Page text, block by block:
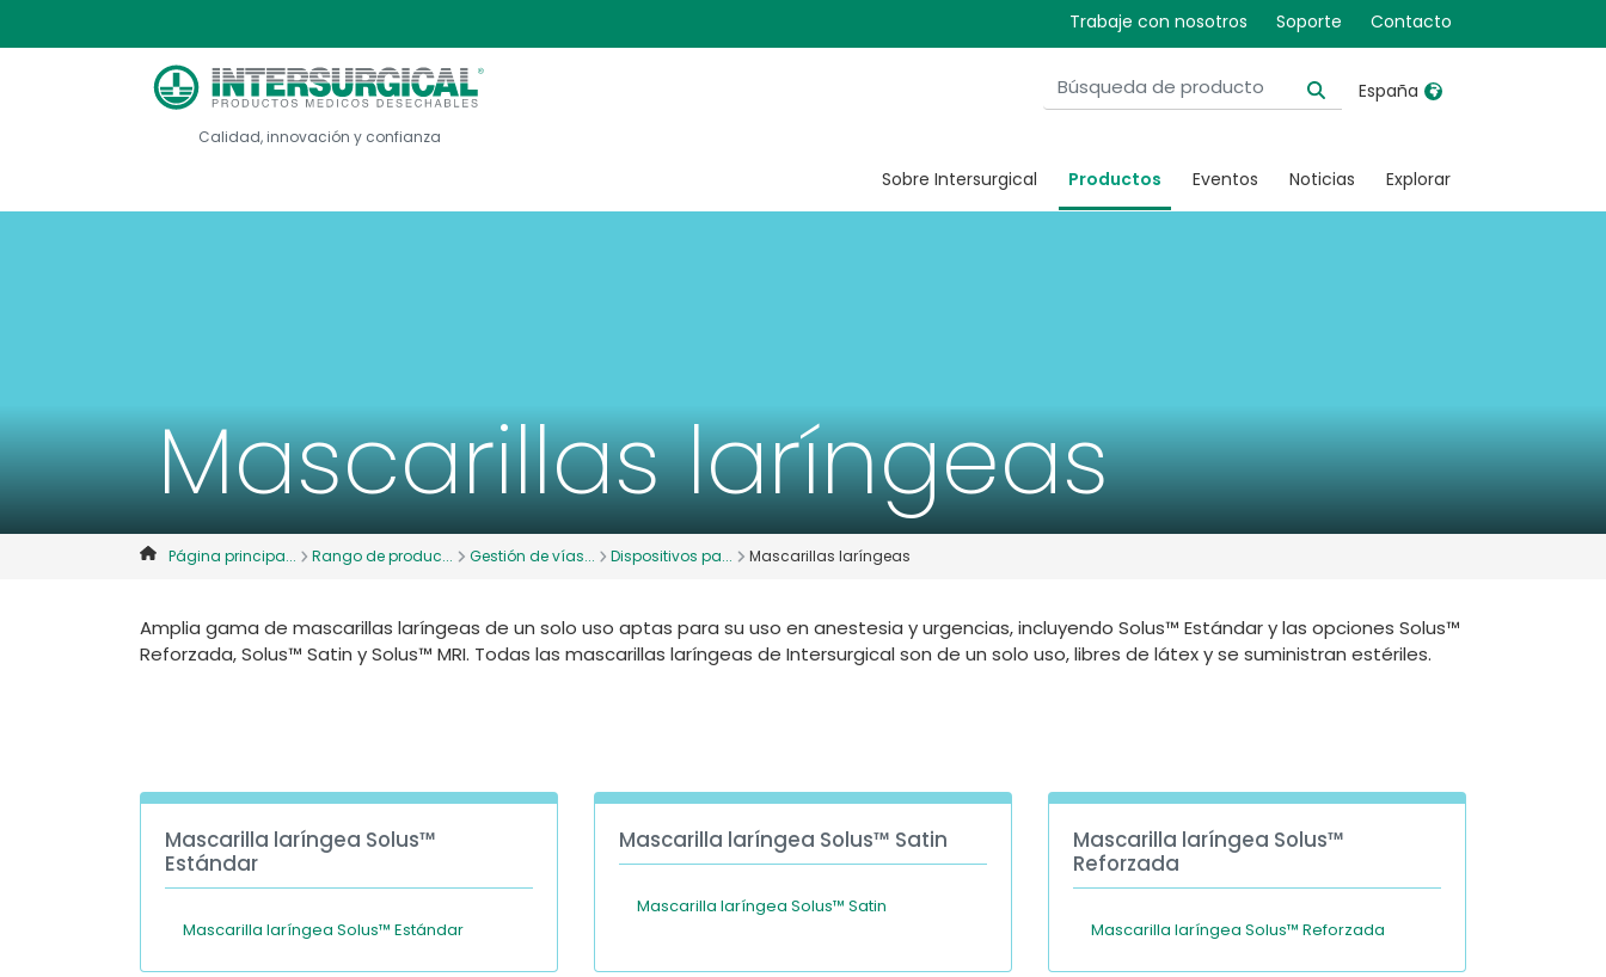
Trabaje con nosotros Soporte Contacto
Calidad, innovación y confianza
España
United States
Denmark
France
Italia
Russia
Sobre Intersurgical Productos Eventos Noticias Explorar
Mascarillas laríngeas
Página principa... Rango de produc... Gestión de vías... Dispositivos pa... Mascarillas laríngeas
Amplia gama de mascarillas laríngeas de un solo uso aptas para su uso en anestesia y urgencias, incluyendo Solus™ Estándar y las opciones Solus™
Reforzada, Solus™ Satin y Solus™ MRI. Todas las mascarillas laríngeas de Intersurgical son de un solo uso, libres de látex y se suministran estériles.
Mascarilla laríngea Solus™
Estándar
Mascarilla laríngea Solus™ Estándar
Mascarilla laríngea Solus™ Satin
Mascarilla laríngea Solus™ Satin
Mascarilla laríngea Solus™
Reforzada
Mascarilla laríngea Solus™ Reforzada